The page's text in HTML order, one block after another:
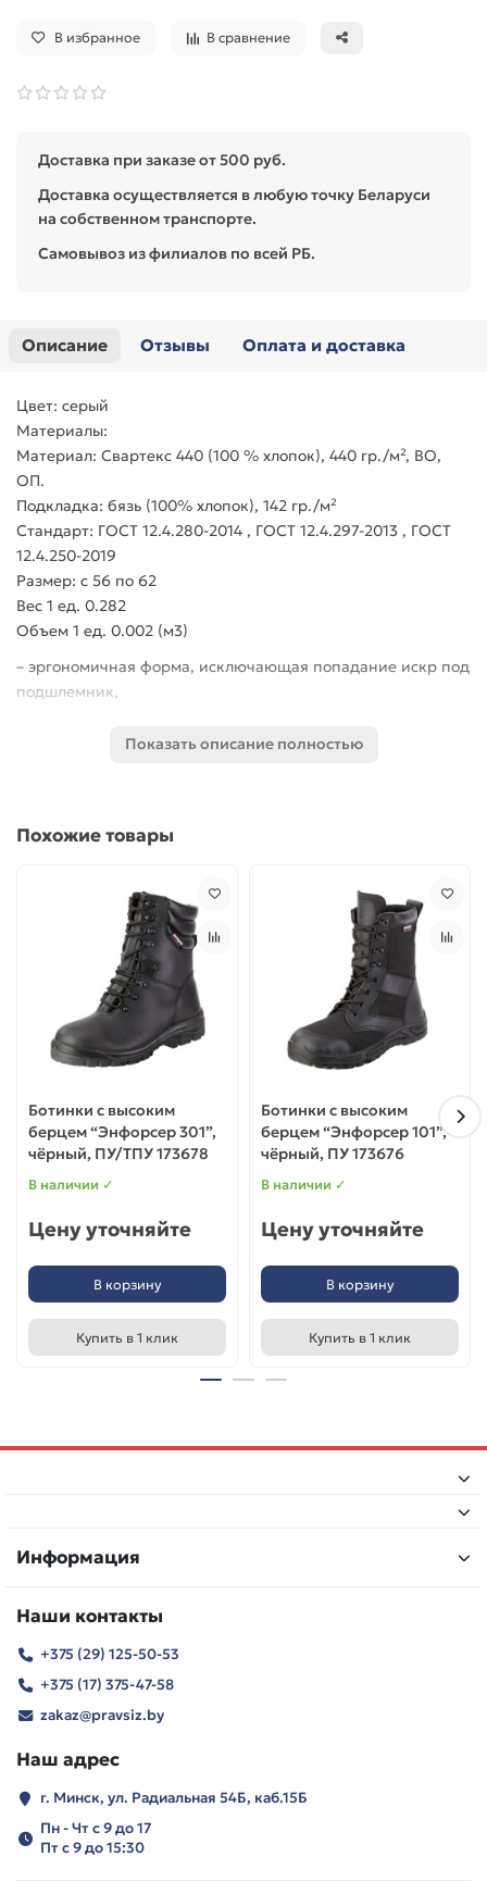
В избранное В сравнение
Доставка при заказе от 500 руб.
Доставка осуществляется в любую точку Беларуси
на собственном транспорте.
Самовывоз из филиалов по всей РБ.
Описание Отзывы Оплата и доставка
Цвет: серый
Материалы:
Материал: Свартекс 440 (100 % хлопок), 440 гр./м², ВО,
ОП.
Подкладка: бязь (100% хлопок), 142 гр./м²
Стандарт: ГОСТ 12.4.280-2014 , ГОСТ 12.4.297-2013 , ГОСТ
12.4.250-2019
Размер: с 56 по 62
Вес 1 ед. 0.282
Объем 1 ед. 0.002 (м3)
– эргономичная форма, исключающая попадание искр под
подшлемник,
– внутренняя планка из трикотажа для комфорта,
Показать описание полностью
Похожие товары
Ботинки с высоким
берцем “Энфорсер 301”,
чёрный, ПУ/ТПУ 173678
В наличии ✓
Цену уточняйте
В корзину
Купить в 1 клик
Ботинки с высоким
берцем “Энфорсер 101”,
чёрный, ПУ 173676
В наличии ✓
Цену уточняйте
В корзину
Купить в 1 клик
Информация
Наши контакты
+375 (29) 125-50-53
+375 (17) 375-47-58
zakaz@pravsiz.by
Наш адрес
г. Минск, ул. Радиальная 54Б, каб.15Б
Пн - Чт с 9 до 17
Пт с 9 до 15:30